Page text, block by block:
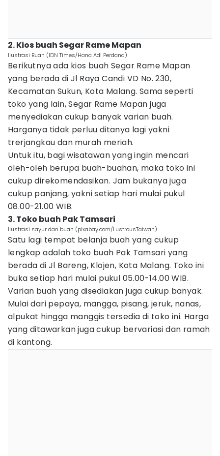
2. Kios buah Segar Rame Mapan
Ilustrasi Buah (IDN Times/Hana Adi Perdana)
Berikutnya ada kios buah Segar Rame Mapan
yang berada di Jl Raya Candi VD No. 230,
Kecamatan Sukun, Kota Malang. Sama seperti
toko yang lain, Segar Rame Mapan juga
menyediakan cukup banyak varian buah.
Harganya tidak perluu ditanya lagi yakni
trerjangkau dan murah meriah.
Untuk itu, bagi wisatawan yang ingin mencari
oleh-oleh berupa buah-buahan, maka toko ini
cukup direkomendasikan. Jam bukanya juga
cukup panjang, yakni setiap hari mulai pukul
08.00-21.00 WIB.
3. Toko buah Pak Tamsari
Ilustrasi sayur dan buah (pixabay.com/LustrousTaiwan)
Satu lagi tempat belanja buah yang cukup
lengkap adalah toko buah Pak Tamsari yang
berada di Jl Bareng, Klojen, Kota Malang. Toko ini
buka setiap hari mulai pukul 05.00-14.00 WIB.
Varian buah yang disediakan juga cukup banyak.
Mulai dari pepaya, mangga, pisang, jeruk, nanas,
alpukat hingga manggis tersedia di toko ini. Harga
yang ditawarkan juga cukup bervariasi dan ramah
di kantong.